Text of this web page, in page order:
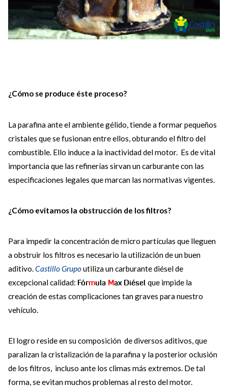
¿Cómo se produce éste proceso?
La parafina ante el ambiente gélido, tiende a formar pequeños
cristales que se fusionan entre ellos, obturando el filtro del
combustible. Ello induce a la inactividad del motor. Es de vital
importancia que las refinerías sirvan un carburante con las
especificaciones legales que marcan las normativas vigentes.
¿Cómo evitamos la obstrucción de los filtros?
Para impedir la concentración de micro partículas que lleguen
a obstruir los filtros es necesario la utilización de un buen
aditivo.Castillo Grupoutiliza un carburante diésel de
excepcional calidad: Fórmula Max Diésel que impide la
creación de estas complicaciones tan graves para nuestro
vehículo.
El logro reside en su composición de diversos aditivos, que
paralizan la cristalización de la parafina y la posterior oclusión
de los filtros, incluso ante los climas más extremos. De tal
forma, se evitan muchos problemas al resto del motor.